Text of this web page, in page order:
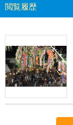
閲覧履歴